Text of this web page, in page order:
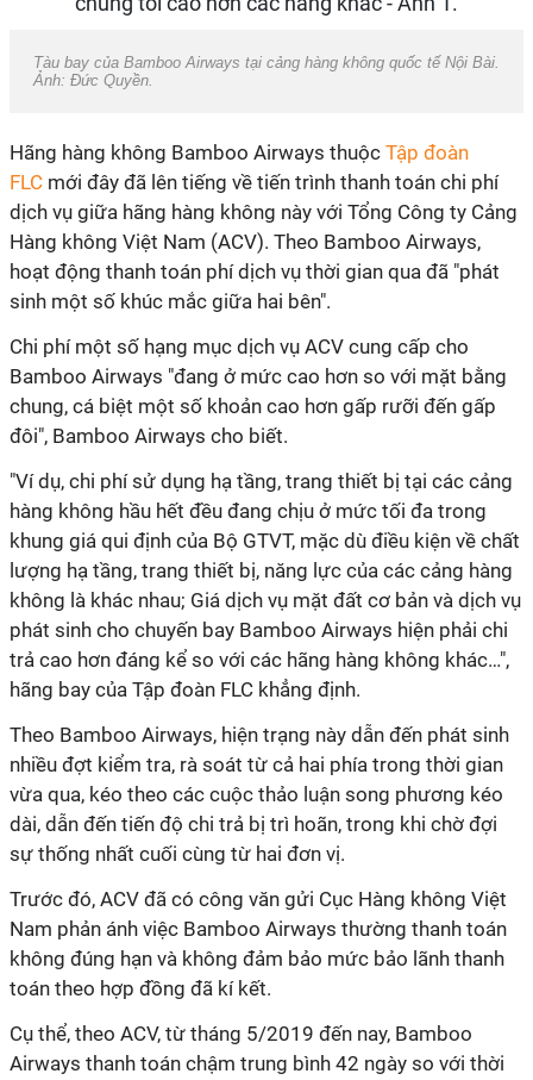
Tàu bay của Bamboo Airways tại cảng hàng không quốc tế Nội Bài.
Ảnh: Đức Quyền.
Hãng hàng không Bamboo Airways thuộc Tập đoàn
FLC mới đây đã lên tiếng về tiến trình thanh toán chi phí
dịch vụ giữa hãng hàng không này với Tổng Công ty Cảng
Hàng không Việt Nam (ACV). Theo Bamboo Airways,
hoạt động thanh toán phí dịch vụ thời gian qua đã "phát
sinh một số khúc mắc giữa hai bên".
Chi phí một số hạng mục dịch vụ ACV cung cấp cho
Bamboo Airways "đang ở mức cao hơn so với mặt bằng
chung, cá biệt một số khoản cao hơn gấp rưỡi đến gấp
đôi", Bamboo Airways cho biết.
"Ví dụ, chi phí sử dụng hạ tầng, trang thiết bị tại các cảng
hàng không hầu hết đều đang chịu ở mức tối đa trong
khung giá qui định của Bộ GTVT, mặc dù điều kiện về chất
lượng hạ tầng, trang thiết bị, năng lực của các cảng hàng
không là khác nhau; Giá dịch vụ mặt đất cơ bản và dịch vụ
phát sinh cho chuyến bay Bamboo Airways hiện phải chi
trả cao hơn đáng kể so với các hãng hàng không khác…",
hãng bay của Tập đoàn FLC khẳng định.
Theo Bamboo Airways, hiện trạng này dẫn đến phát sinh
nhiều đợt kiểm tra, rà soát từ cả hai phía trong thời gian
vừa qua, kéo theo các cuộc thảo luận song phương kéo
dài, dẫn đến tiến độ chi trả bị trì hoãn, trong khi chờ đợi
sự thống nhất cuối cùng từ hai đơn vị.
Trước đó, ACV đã có công văn gửi Cục Hàng không Việt
Nam phản ánh việc Bamboo Airways thường thanh toán
không đúng hạn và không đảm bảo mức bảo lãnh thanh
toán theo hợp đồng đã kí kết.
Cụ thể, theo ACV, từ tháng 5/2019 đến nay, Bamboo
Airways thanh toán chậm trung bình 42 ngày so với thời